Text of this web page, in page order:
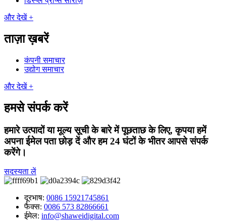
और देखें +
ताज़ा ख़बरें
कंपनी समाचार
उद्योग समाचार
और देखें +
हमसे संपर्क करें
हमारे उत्पादों या मूल्य सूची के बारे में पूछताछ के लिए, कृपया हमें
अपना ईमेल पता छोड़ दें और हम 24 घंटों के भीतर आपसे संपर्क
करेंगे।
सदस्यता लें
दूरभाष: 0086 15921745861
फैक्स: 0086 573 82866661
ईमेल: info@shaweidigital.com